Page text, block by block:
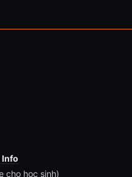
Info
cho học sinh)